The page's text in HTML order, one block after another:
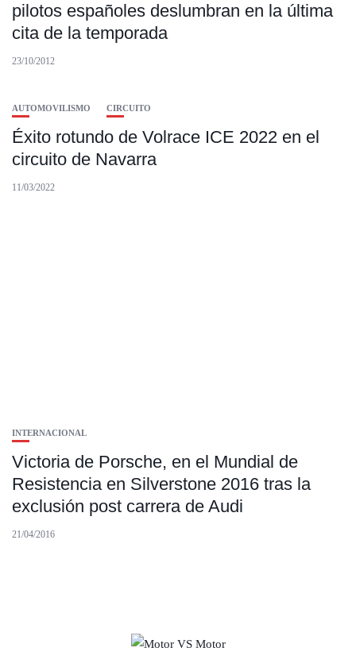
pilotos españoles deslumbran en la última
cita de la temporada
23/10/2012
AUTOMOVILISMO CIRCUITO
Éxito rotundo de Volrace ICE 2022 en el
circuito de Navarra
11/03/2022
INTERNACIONAL
Victoria de Porsche, en el Mundial de
Resistencia en Silverstone 2016 tras la
exclusión post carrera de Audi
21/04/2016